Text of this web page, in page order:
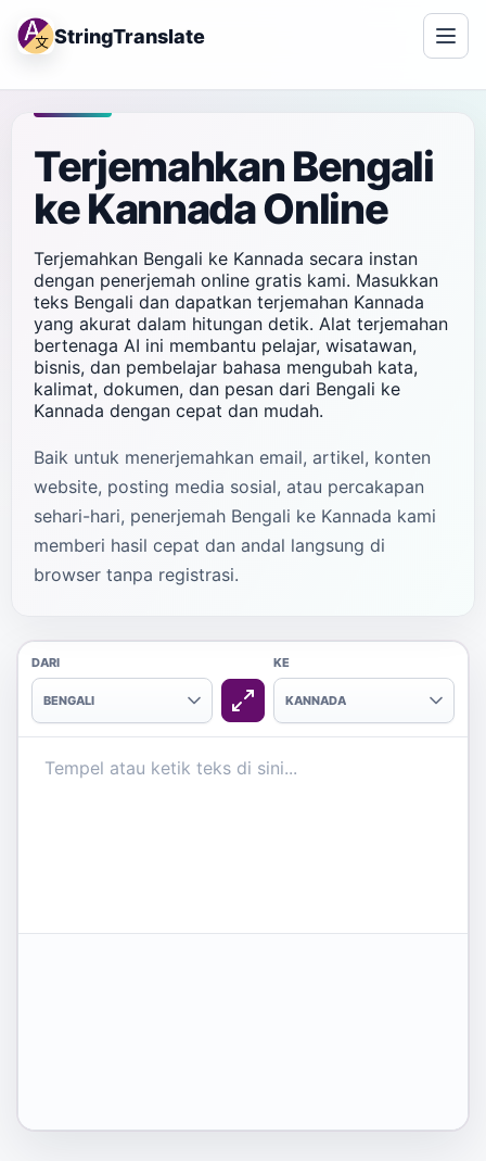
StringTranslate
Terjemahkan Bengali
ke Kannada Online
Terjemahkan Bengali ke Kannada secara instan
dengan penerjemah online gratis kami. Masukkan
teks Bengali dan dapatkan terjemahan Kannada
yang akurat dalam hitungan detik. Alat terjemahan
bertenaga AI ini membantu pelajar, wisatawan,
bisnis, dan pembelajar bahasa mengubah kata,
kalimat, dokumen, dan pesan dari Bengali ke
Kannada dengan cepat dan mudah.
Baik untuk menerjemahkan email, artikel, konten
website, posting media sosial, atau percakapan
sehari-hari, penerjemah Bengali ke Kannada kami
memberi hasil cepat dan andal langsung di
browser tanpa registrasi.
DARI
BENGALI
KE
KANNADA